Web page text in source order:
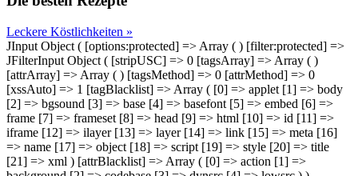
Leckere Köstlichkeiten »
JInput Object ( [options:protected] => Array ( ) [filter:protected] =>
JFilterInput Object ( [stripUSC] => 0 [tagsArray] => Array ( )
[attrArray] => Array ( ) [tagsMethod] => 0 [attrMethod] => 0
[xssAuto] => 1 [tagBlacklist] => Array ( [0] => applet [1] => body
[2] => bgsound [3] => base [4] => basefont [5] => embed [6] =>
frame [7] => frameset [8] => head [9] => html [10] => id [11] =>
iframe [12] => ilayer [13] => layer [14] => link [15] => meta [16]
=> name [17] => object [18] => script [19] => style [20] => title
[21] => xml ) [attrBlacklist] => Array ( [0] => action [1] =>